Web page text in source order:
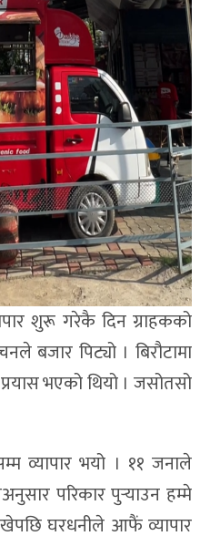
शुरू गरेकै दिन ग्राहकको
बजार पिट्यो । बिरौटामा
भएको थियो । जसोतसो
व्यापार भयो । ११ जनाले
परिकार पुर्‍याउन हम्मे
घरधनीले आफैं व्यापार